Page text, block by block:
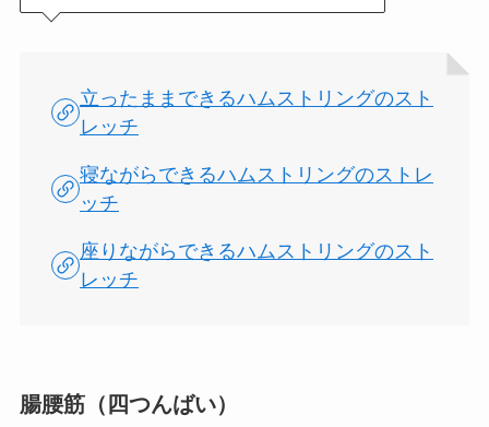
立ったままできるハムストリングのスト
レッチ
寝ながらできるハムストリングのストレ
ッチ
座りながらできるハムストリングのスト
レッチ
腸腰筋（四つんばい）